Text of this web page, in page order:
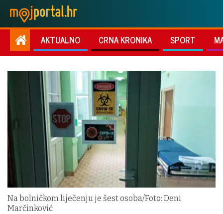
AKTUALNO CRNA KRONIKA SPORT
Na bolničkom liječenju je šest osoba/Foto: Deni
Marčinković